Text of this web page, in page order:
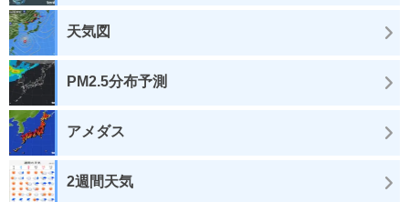
天気図
PM2.5分布予測
アメダス
2週間天気